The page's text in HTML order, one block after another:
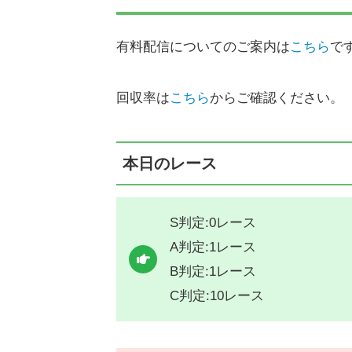
有料配信についてのご案内はこちらで
回収率はこちらからご確認ください。
本日のレース
S判定:0レース
A判定:1レース
B判定:1レース
C判定:10レース